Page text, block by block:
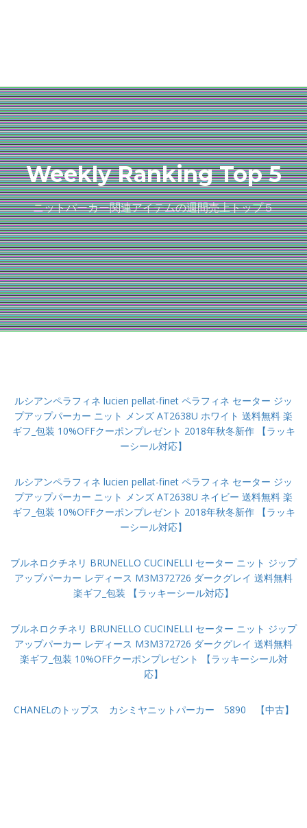
Weekly Ranking Top 5
ニットパーカー関連アイテムの週間売上トップ５
ルシアンペラフィネ lucien pellat-finet ペラフィネ セーター ジッ
プアップパーカー ニット メンズ AT2638U ホワイト 送料無料 楽
ギフ_包装 10%OFFクーポンプレゼント 2018年秋冬新作 【ラッキ
ーシール対応】
ルシアンペラフィネ lucien pellat-finet ペラフィネ セーター ジッ
プアップパーカー ニット メンズ AT2638U ネイビー 送料無料 楽
ギフ_包装 10%OFFクーポンプレゼント 2018年秋冬新作 【ラッキ
ーシール対応】
ブルネロクチネリ BRUNELLO CUCINELLI セーター ニット ジップ
アップパーカー レディース M3M372726 ダークグレイ 送料無料
楽ギフ_包装 【ラッキーシール対応】
ブルネロクチネリ BRUNELLO CUCINELLI セーター ニット ジップ
アップパーカー レディース M3M372726 ダークグレイ 送料無料
楽ギフ_包装 10%OFFクーポンプレゼント 【ラッキーシール対
応】
CHANELのトップス カシミヤニットパーカー 5890 【中古】